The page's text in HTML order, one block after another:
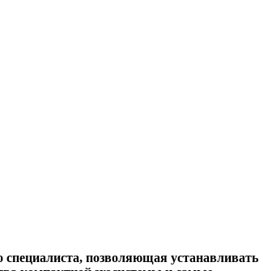
специалиста, позволяющая устанавливать